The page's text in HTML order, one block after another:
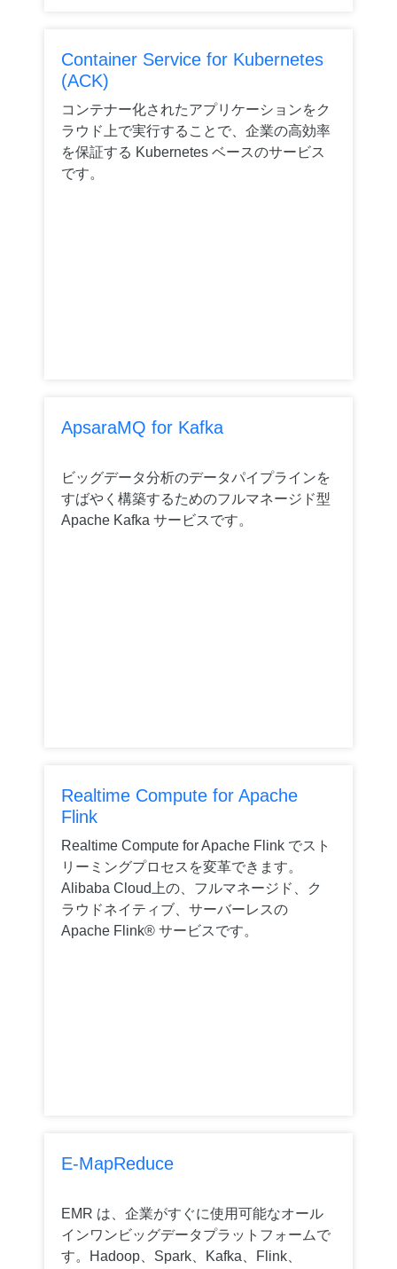
Container Service for Kubernetes
(ACK)
コンテナー化されたアプリケーションをク
ラウド上で実行することで、企業の高効率
を保証する Kubernetes ベースのサービス
です。
ApsaraMQ for Kafka
ビッグデータ分析のデータパイプラインを
すばやく構築するためのフルマネージド型
Apache Kafka サービスです。
Realtime Compute for Apache
Flink
Realtime Compute for Apache Flink でスト
リーミングプロセスを変革できます。
Alibaba Cloud上の、フルマネージド、ク
ラウドネイティブ、サーバーレスの
Apache Flink® サービスです。
E-MapReduce
EMR は、企業がすぐに使用可能なオール
インワンビッグデータプラットフォームで
す。Hadoop、Spark、Kafka、Flink、